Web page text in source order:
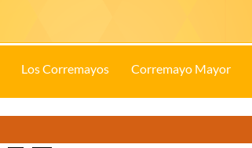
Los Corremayos Corremayo Mayor